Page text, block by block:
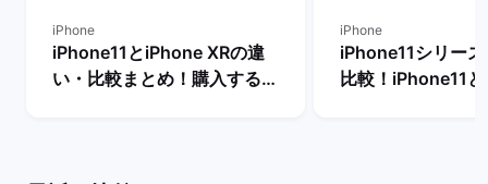
iPhone
iPhone11とiPhone XRの違
い・比較まとめ！購入するな
iPhone
iPhone11シリー
比較！iPhone11